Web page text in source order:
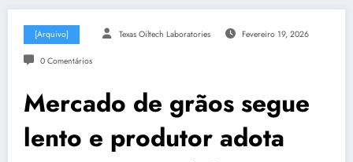
[Arquivo] Texas Oiltech Laboratories Fevereiro 19, 2026
0 Comentários
Mercado de grãos segue
lento e produtor adota